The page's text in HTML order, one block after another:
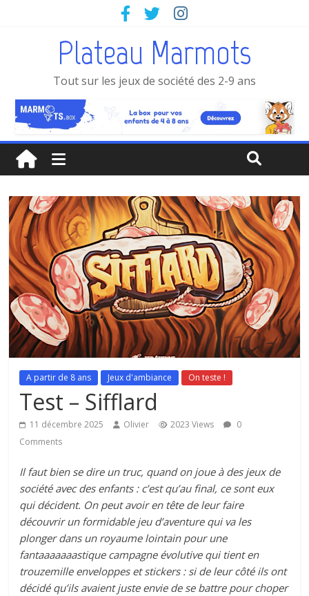
Plateau Marmots
Tout sur les jeux de société des 2-9 ans
A partir de 8 ans Jeux d'ambiance On teste !
Test – Sifflard
11 décembre 2025 Olivier 2023 Views
0
Comments
Il faut bien se dire un truc, quand on joue à des jeux de
société avec des enfants : c’est qu’au final, ce sont eux
qui décident. On peut avoir en tête de leur faire
découvrir un formidable jeu d’aventure qui va les
plonger dans un royaume lointain pour une
fantaaaaaaastique campagne évolutive qui tient en
trouzemille enveloppes et stickers : si de leur côté ils ont
décidé qu’ils avaient juste envie de se battre pour choper